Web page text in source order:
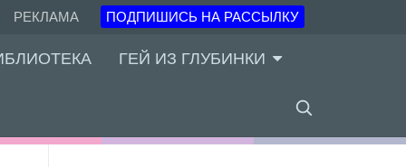
РЕКЛАМА ПОДПИШИСЬ НА РАССЫЛКУ
ГЕЙ ИЗ ГЛУБИНКИ